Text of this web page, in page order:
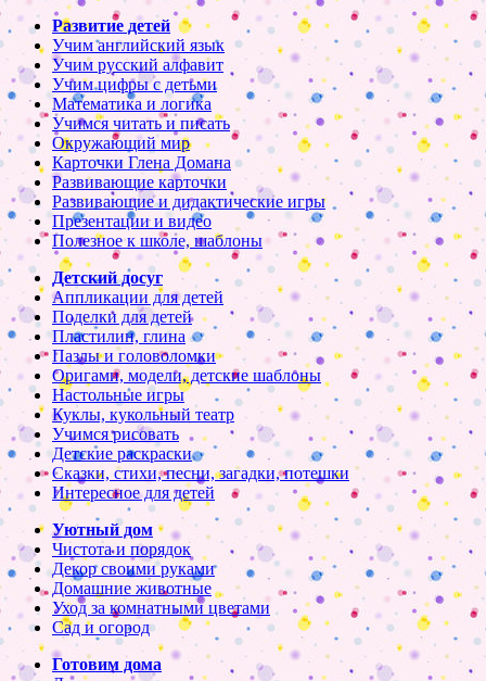
Развитие детей
Учим английский язык
Учим русский алфавит
Учим цифры с детьми
Математика и логика
Учимся читать и писать
Окружающий мир
Карточки Глена Домана
Развивающие карточки
Развивающие и дидактические игры
Презентации и видео
Полезное к школе, шаблоны
Детский досуг
Аппликации для детей
Поделки для детей
Пластилин, глина
Пазлы и головоломки
Оригами, модели, детские шаблоны
Настольные игры
Куклы, кукольный театр
Учимся рисовать
Детские раскраски
Сказки, стихи, песни, загадки, потешки
Интересное для детей
Уютный дом
Чистота и порядок
Декор своими руками
Домашние животные
Уход за комнатными цветами
Сад и огород
Готовим дома